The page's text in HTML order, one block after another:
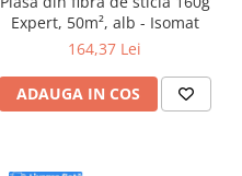
Expert, 50m², alb - Isomat
164,37 Lei
ADAUGA IN COS